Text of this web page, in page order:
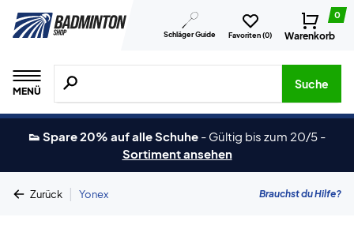
Schläger Guide Favoriten (0)
0
Warenkorb
MENÜ
Suche nach Produkten, Marken usw.
Suche
👟 Spare 20% auf alle Schuhe - Gültig bis zum 20/5 -
Sortiment ansehen
Zurück | Yonex Brauchst du Hilfe?